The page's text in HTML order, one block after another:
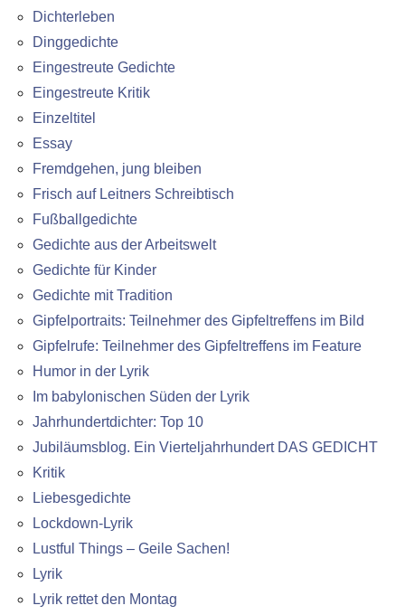
Dichterleben
Dinggedichte
Eingestreute Gedichte
Eingestreute Kritik
Einzeltitel
Essay
Fremdgehen, jung bleiben
Frisch auf Leitners Schreibtisch
Fußballgedichte
Gedichte aus der Arbeitswelt
Gedichte für Kinder
Gedichte mit Tradition
Gipfelportraits: Teilnehmer des Gipfeltreffens im Bild
Gipfelrufe: Teilnehmer des Gipfeltreffens im Feature
Humor in der Lyrik
Im babylonischen Süden der Lyrik
Jahrhundertdichter: Top 10
Jubiläumsblog. Ein Vierteljahrhundert DAS GEDICHT
Kritik
Liebesgedichte
Lockdown-Lyrik
Lustful Things – Geile Sachen!
Lyrik
Lyrik rettet den Montag